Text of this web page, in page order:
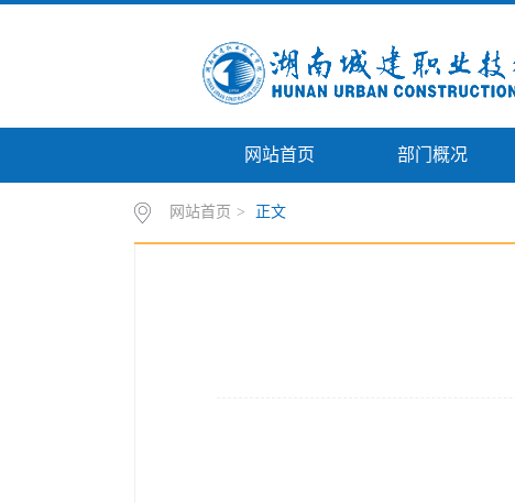
网站首页 部门概况
网站首页 > 正文